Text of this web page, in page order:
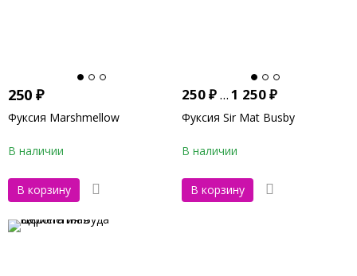
250 ₽
Фуксия Marshmellow
В наличии
В корзину
250₽...1 250₽
Фуксия Sir Mat Busby
В наличии
В корзину